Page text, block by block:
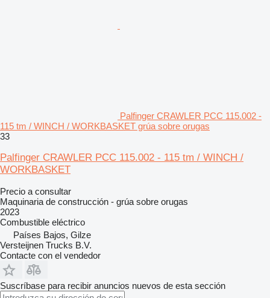
Palfinger CRAWLER PCC 115.002 -
115 tm / WINCH / WORKBASKET grúa sobre orugas
33
Palfinger CRAWLER PCC 115.002 - 115 tm / WINCH /
WORKBASKET
Precio a consultar
Maquinaria de construcción - grúa sobre orugas
2023
Combustible eléctrico
Países Bajos, Gilze
Versteijnen Trucks B.V.
Contacte con el vendedor
Suscríbase para recibir anuncios nuevos de esta sección